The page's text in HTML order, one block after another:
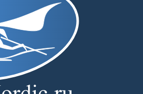
и Вы всё преодолеете!